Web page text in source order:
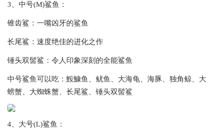
3、中号(M)鲨鱼：
锥齿鲨：一嘴凶牙的鲨鱼
长尾鲨：速度绝佳的进化之作
锤头双髻鲨：令人印象深刻的全能鲨鱼
中号鲨鱼可以吃：鮟鱇鱼、鱿鱼、大海龟、海豚、独角鲸、大
螃蟹、大蜘蛛蟹、长尾鲨、锤头双髻鲨
4、大号(L)鲨鱼：